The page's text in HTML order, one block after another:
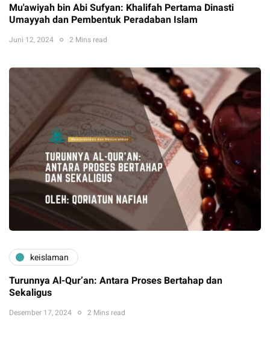
Mu'awiyah bin Abi Sufyan: Khalifah Pertama Dinasti
Umayyah dan Pembentuk Peradaban Islam
Juni 12, 2024 2 Mins read
keislaman
Turunnya Al-Qur’an: Antara Proses Bertahap dan
Sekaligus
Desember 17, 2024 2 Mins read